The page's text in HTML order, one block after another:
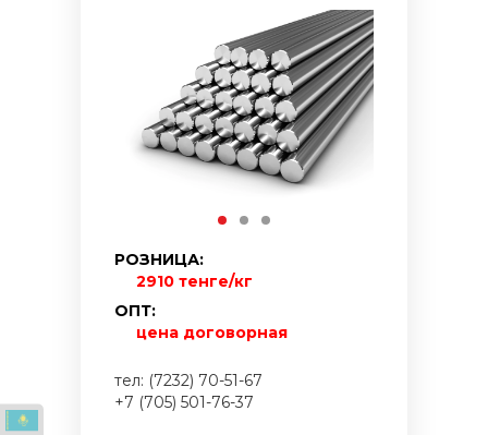
РОЗНИЦА:
2910 тенге/кг
ОПТ:
цена договорная
тел: (7232) 70-51-67
+7 (705) 501-76-37